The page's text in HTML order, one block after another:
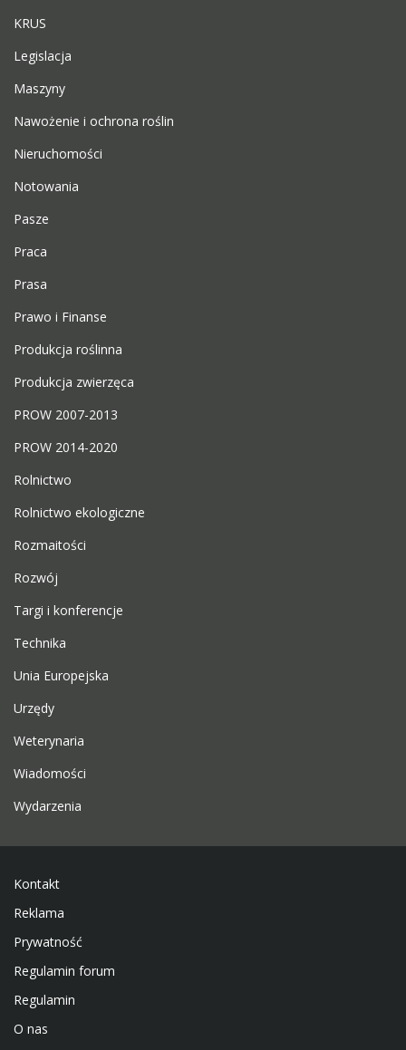
KRUS
Legislacja
Maszyny
Nawożenie i ochrona roślin
Nieruchomości
Notowania
Pasze
Praca
Prasa
Prawo i Finanse
Produkcja roślinna
Produkcja zwierzęca
PROW 2007-2013
PROW 2014-2020
Rolnictwo
Rolnictwo ekologiczne
Rozmaitości
Rozwój
Targi i konferencje
Technika
Unia Europejska
Urzędy
Weterynaria
Wiadomości
Wydarzenia
Kontakt
Reklama
Prywatność
Regulamin forum
Regulamin
O nas